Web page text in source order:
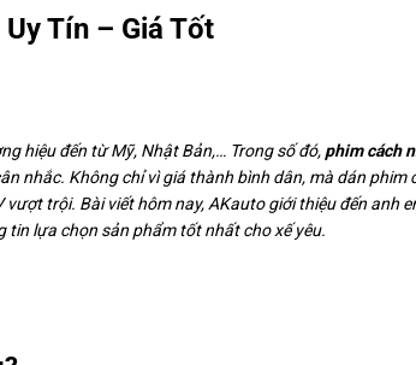
Tín – Giá Tốt
hiệu đến từ Mỹ, Nhật Bản,… Trong số đó, phim cách
nhắc. Không chỉ vì giá thành bình dân, mà dán phim
trội. Bài viết hôm nay, AKauto giới thiệu đến anh
tin lựa chọn sản phẩm tốt nhất cho xế yêu.